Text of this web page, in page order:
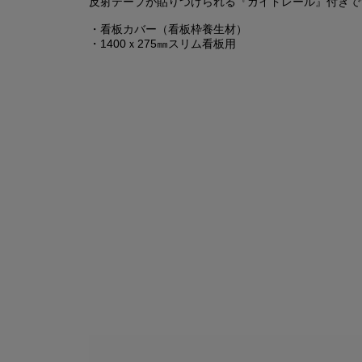
・看板カバー（看板枠養生材）
・1400ｘ275㎜スリム看板用